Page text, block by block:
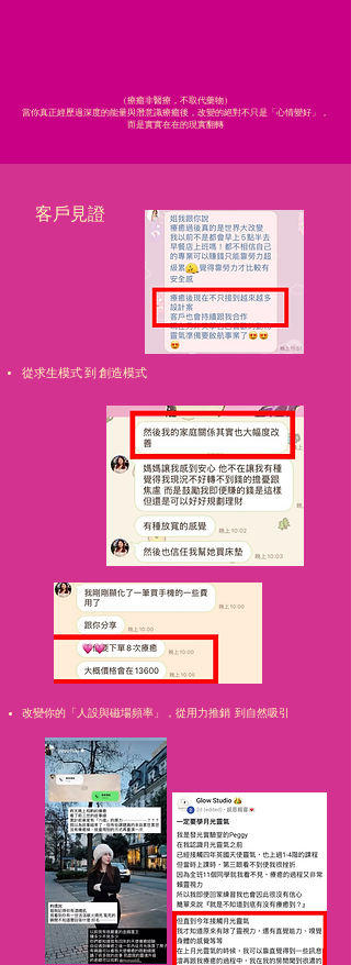
（療癒非醫療，不取代藥物）
當你真正經歷過深度的能量與潛意識療癒後，改變的絕對不只是「心情變好」，
而是實實在在的現實翻轉
客戶見證
從求生模式 到 創造模式
改變你的「人設與磁場頻率」，從用力推銷 到自然吸引